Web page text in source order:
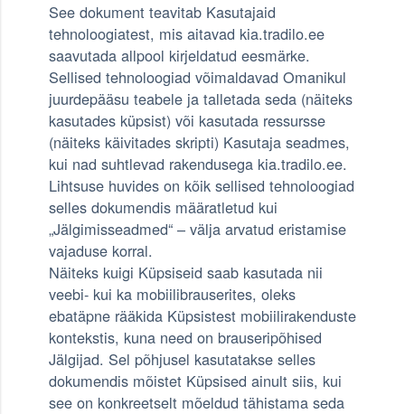
See dokument teavitab Kasutajaid
tehnoloogiatest, mis aitavad kia.tradilo.ee
saavutada allpool kirjeldatud eesmärke.
Sellised tehnoloogiad võimaldavad Omanikul
juurdepääsu teabele ja talletada seda (näiteks
kasutades küpsist) või kasutada ressursse
(näiteks käivitades skripti) Kasutaja seadmes,
kui nad suhtlevad rakendusega kia.tradilo.ee.
Lihtsuse huvides on kõik sellised tehnoloogiad
selles dokumendis määratletud kui
„Jälgimisseadmed“ – välja arvatud eristamise
vajaduse korral.
Näiteks kuigi Küpsiseid saab kasutada nii
veebi- kui ka mobiilibrauserites, oleks
ebatäpne rääkida Küpsistest mobiilirakenduste
kontekstis, kuna need on brauseripõhised
Jälgijad. Sel põhjusel kasutatakse selles
dokumendis mõistet Küpsised ainult siis, kui
see on konkreetselt mõeldud tähistama seda